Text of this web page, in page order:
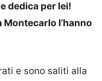
dedica per lei!
l’hanno
e sono saliti alla